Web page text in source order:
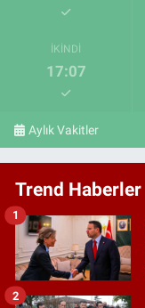
İKINDI
17:07
Aylık Vakitler
Trend Haberler
1
2